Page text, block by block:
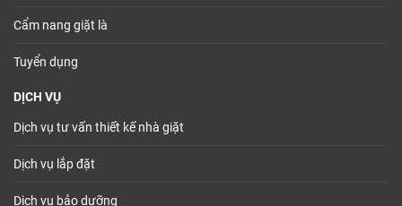
Cẩm nang giặt là
Tuyển dụng
DỊCH VỤ
Dịch vụ tư vấn thiết kế nhà giặt
Dịch vụ lắp đặt
Dịch vụ bảo dưỡng